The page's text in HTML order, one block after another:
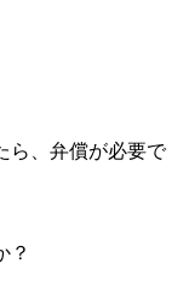
ら、弁償が必要で
？